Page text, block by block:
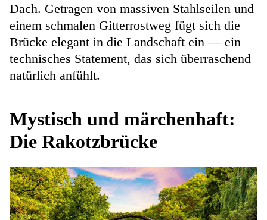
Dach. Getragen von massiven Stahlseilen und
einem schmalen Gitterrostweg fügt sich die
Brücke elegant in die Landschaft ein — ein
technisches Statement, das sich überraschend
natürlich anfühlt.
Mystisch und märchenhaft:
Die Rakotzbrücke